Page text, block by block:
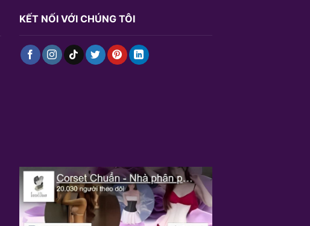
KẾT NỐI VỚI CHÚNG TÔI